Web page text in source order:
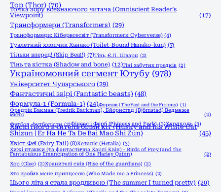
Тор (Thor) (70)
Точка зору всезнаючого читача (Omniscient Reader’s
Viewpoint)
(17)
Трансформери (Transformers) (29)
Трансформери: Кібервсесвіт (Transformers: Cyberverse) (4)
Туалетний хлопчик Ханако (Toilet-Bound Hanako-kun) (7)
Тільки вперед! (Skip Beat!) (7)Тінь, Є.Л. Шварц (2)
Тінь та кістка (Shadow and bone) (12)Тіні забутих предків (2)
Україномовний сегмент Ютубу (978)
Університет Чупарського (29)
Фантастичні звірі (Fantastic beasts) (48)
Формула-1 (Formula-1) (24)Форсаж (The Fast and the Furious) (1)
Фредрік Бакман (Fredrik Backman), Бйорнстад (Björnstad) Ведмеже
місто
(2)
Футбол, футболісти (2)Фінеас і Ферб (Phineas and Ferb) (3)Хардколь (3)
Хаскі і його вчитель білий кіт (Husky and his White Cat
Shizun | Er Ha He Ta De Bai Mao Shi Zun)
(45)
Хвіст Феї (Fairy Tail) (8)Хеталія (Hetalia) (3)
Хижі пташки (та фантастична Харлі Квін) - Birds of Prey (and the
Fantabulous Emancipation of One Harley Quinn)
(2)
Хор (Glee) (2)Хранителі снів (Rise of the guardians) (2)
Хто зробив мене принцесою (Who Made me a Princess) (2)
Цього літа я стала вродливою (The summer I turned pretty) (20)